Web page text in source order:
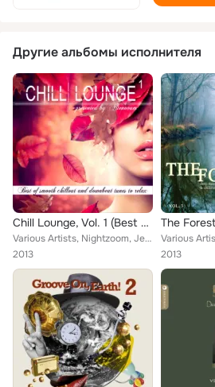
Другие альбомы исполнителя
Chill Lounge, Vol. 1 (Best of Smooth Chillout and Downbeat Tunes to Relax Presented by Artenovum)
Various Artists, Nightzoom, Jean Mare, Photo in Lounge, Newton, Artenovum, Johannes Huppertz, Oliver Schlolaut, Mare et Monti, I...
2013
2013